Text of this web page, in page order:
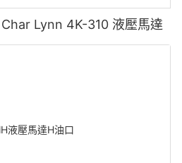
Lynn 4K-310 液壓馬達